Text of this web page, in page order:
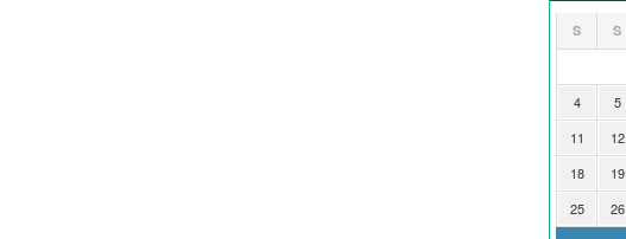
S S
4
5
11
12
18
19
25
26